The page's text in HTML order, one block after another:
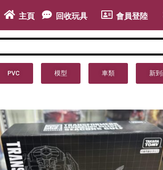
主頁 回收玩具 會員登陸
PVC 模型 車類 新